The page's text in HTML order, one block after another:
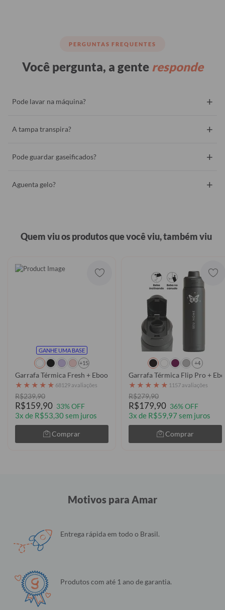
PERGUNTAS FREQUENTES
Você pergunta, a gente responde
Pode lavar na máquina? +
A tampa transpira? +
Pode guardar gaseificados? +
Aguenta gelo? +
Quem viu os produtos que você viu, também viu
GANHE UMA BASE
+15
Garrafa Térmica Fresh + Ebook - Minimal Bug - Pattern
★ ★ ★ ★ ★ 68129 avaliações
R$239,90
R$159,90 33% OFF
3x de R$53,30 sem juros
Comprar
+4
Garrafa Térmica Flip Pro +
★ ★ ★ ★ ★ 1157 avaliações
R$279,90
R$179,90 36% OFF
3x de R$59,97 sem juros
Comprar
Motivos para Amar
Entrega rápida em todo o Brasil.
Produtos com até 1 ano de garantia.